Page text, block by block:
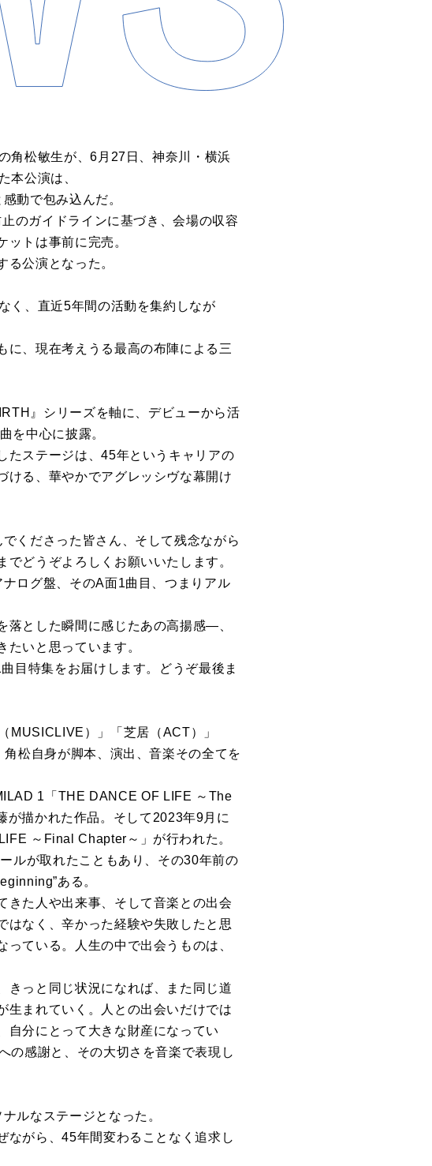
角松敏生が、6月27日、神奈川・横浜
本公演は、
動で包み込んだ。
のガイドラインに基づき、会場の収容
トは事前に完売。
公演となった。
く、直近5年間の活動を集約しなが
に、現在考えうる最高の布陣による三
』シリーズを軸に、デビューから活
を中心に披露。
たステージは、45年というキャリアの
ける、華やかでアグレッシヴな幕開け
くださった皆さん、そして残念ながら
どうぞよろしくお願いいたします。
ログ盤、そのA面1曲目、つまりアル
落とした瞬間に感じたあの高揚感―、
いと思っています。
目特集をお届けします。どうぞ最後ま
MUSICLIVE）」「芝居（ACT）」
松自身が脚本、演出、音楽その全てを
1「THE DANCE OF LIFE ～The
描かれた作品。そして2023年9月に
～Final Chapter～」が行われた。
ルが取れたこともあり、その30年前の
ある。
きた人や出来事、そして音楽との出会
はなく、辛かった経験や失敗したと思
ている。人生の中で出会うものは、
きっと同じ状況になれば、また同じ道
生まれていく。人との出会いだけでは
自分にとって大きな財産になってい
の感謝と、その大切さを音楽で表現し
ルなステージとなった。
ながら、45年間変わることなく追求し